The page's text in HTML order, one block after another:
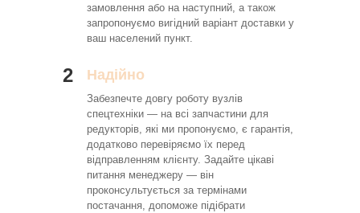
замовлення або на наступний, а також
запропонуємо вигідний варіант доставки у
ваш населений пункт.
2 Надійно
Забезпечте довгу роботу вузлів
спецтехніки — на всі запчастини для
редукторів, які ми пропонуємо, є гарантія,
додатково перевіряємо їх перед
відправленням клієнту. Задайте цікаві
питання менеджеру — він
проконсультується за термінами
постачання, допоможе підібрати